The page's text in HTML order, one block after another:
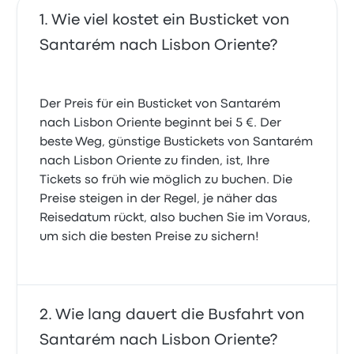
Wie viel kostet ein Busticket von
Santarém nach Lisbon Oriente?
Der Preis für ein Busticket von Santarém
nach Lisbon Oriente beginnt bei 5 €. Der
beste Weg, günstige Bustickets von Santarém
nach Lisbon Oriente zu finden, ist, Ihre
Tickets so früh wie möglich zu buchen. Die
Preise steigen in der Regel, je näher das
Reisedatum rückt, also buchen Sie im Voraus,
um sich die besten Preise zu sichern!
Wie lang dauert die Busfahrt von
Santarém nach Lisbon Oriente?